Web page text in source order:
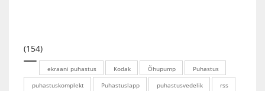
(154)
ekraani puhastus Kodak Õhupump
Puhastus
puhastuskomplekt
Puhastuslapp puhastusvedelik rss